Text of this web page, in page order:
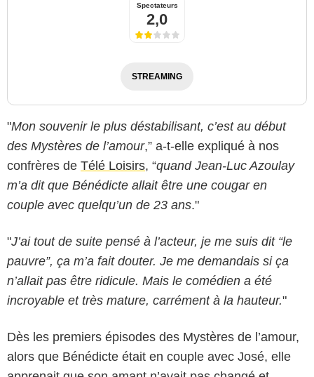
Spectateurs
2,0
STREAMING
"Mon souvenir le plus déstabilisant, c’est au début
des Mystères de l’amour,” a-t-elle expliqué à nos
confrères de Télé Loisirs, “quand Jean-Luc Azoulay
m’a dit que Bénédicte allait être une cougar en
couple avec quelqu’un de 23 ans."
"J’ai tout de suite pensé à l’acteur, je me suis dit “le
pauvre”, ça m’a fait douter. Je me demandais si ça
n’allait pas être ridicule. Mais le comédien a été
incroyable et très mature, carrément à la hauteur."
Dès les premiers épisodes des Mystères de l’amour,
alors que Bénédicte était en couple avec José, elle